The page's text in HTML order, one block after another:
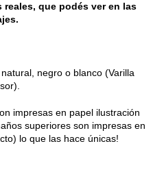
que podés ver en las
negro o blanco (Varilla
impresas en papel ilustración
superiores son impresas en
lo que las hace únicas!